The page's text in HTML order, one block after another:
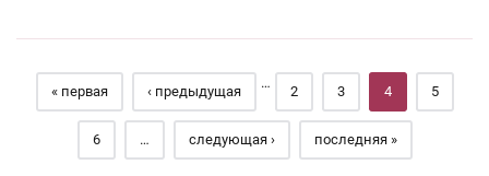
Страницы
« первая ‹ предыдущая
…
2 3 4 5
6 … следующая › последняя »